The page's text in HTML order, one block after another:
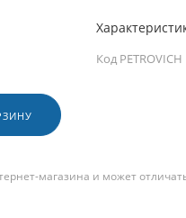
Код PETROVICH
магазина и может